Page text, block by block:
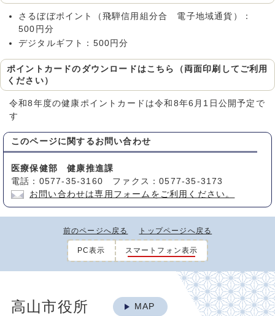
さるぼぼポイント（飛騨信用組分合 電子地域通貨）：
500円分
デジタルギフト：500円分
ポイントカードのダウンロードはこちら（両面印刷してご利用
ください）
令和8年度の健康ポイントカードは令和8年6月1日公開予定で
す
このページに関する お問い合わせ
医療保健部 健康推進課
電話：0577-35-3160 ファクス：0577-35-3173
お問い合わせは専用フォームをご利用ください。
前のページへ戻る トップページへ戻る
PC表示 スマートフォン表示
高山市役所 MAP